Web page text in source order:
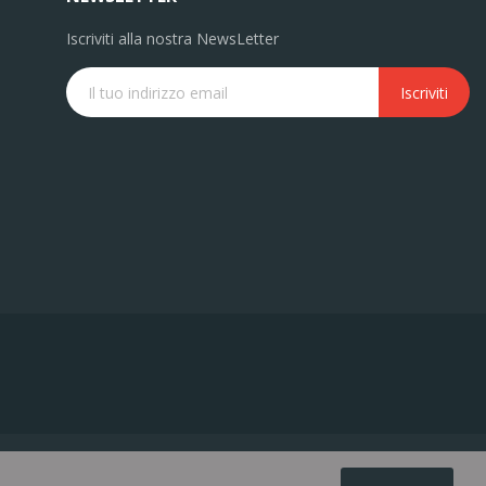
Iscriviti alla nostra NewsLetter
Iscriviti